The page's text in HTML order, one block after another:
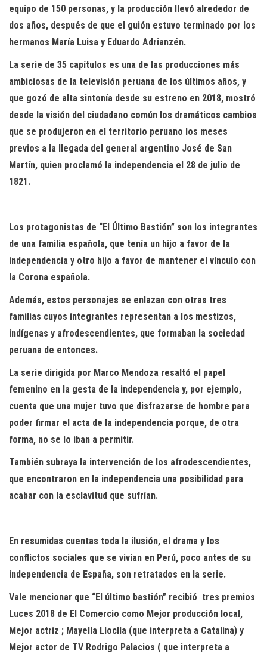
equipo de 150 personas, y la producción llevó alrededor de
dos años, después de que el guión estuvo terminado por los
hermanos María Luisa y Eduardo Adrianzén.
La serie de 35 capítulos es una de las producciones más
ambiciosas de la televisión peruana de los últimos años, y
que gozó de alta sintonía desde su estreno en 2018, mostró
desde la visión del ciudadano común los dramáticos cambios
que se produjeron en el territorio peruano los meses
previos a la llegada del general argentino José de San
Martín, quien proclamó la independencia el 28 de julio de
1821.
Los protagonistas de “El Último Bastión” son los integrantes
de una familia española, que tenía un hijo a favor de la
independencia y otro hijo a favor de mantener el vínculo con
la Corona española.
Además, estos personajes se enlazan con otras tres
familias cuyos integrantes representan a los mestizos,
indígenas y afrodescendientes, que formaban la sociedad
peruana de entonces.
La serie dirigida por Marco Mendoza resaltó el papel
femenino en la gesta de la independencia y, por ejemplo,
cuenta que una mujer tuvo que disfrazarse de hombre para
poder firmar el acta de la independencia porque, de otra
forma, no se lo iban a permitir.
También subraya la intervención de los afrodescendientes,
que encontraron en la independencia una posibilidad para
acabar con la esclavitud que sufrían.
En resumidas cuentas toda la ilusión, el drama y los
conflictos sociales que se vivían en Perú, poco antes de su
independencia de España, son retratados en la serie.
Vale mencionar que “El último bastión” recibió tres premios
Luces 2018 de El Comercio como Mejor producción local,
Mejor actriz ; Mayella Lloclla (que interpreta a Catalina) y
Mejor actor de TV Rodrigo Palacios ( que interpreta a